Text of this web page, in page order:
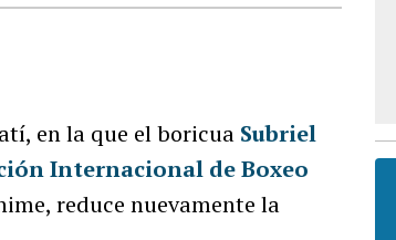
en la que el boricua Subriel
Internacional de Boxeo
reduce nuevamente la